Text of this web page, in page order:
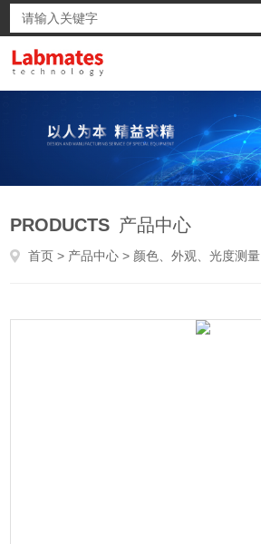
PRODUCTS 产品中心
首页 > 产品中心 > 颜色、外观、光度测量